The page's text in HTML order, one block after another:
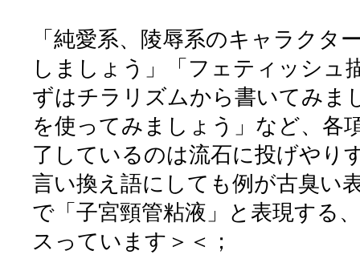
「純愛系、陵辱系のキャラクタ
しましょう」「フェティッシュ
ずはチラリズムから書いてみま
を使ってみましょう」など、各
了しているのは流石に投げやり
言い換え語にしても例が古臭い
で「子宮頸管粘液」と表現する
スっています＞＜；